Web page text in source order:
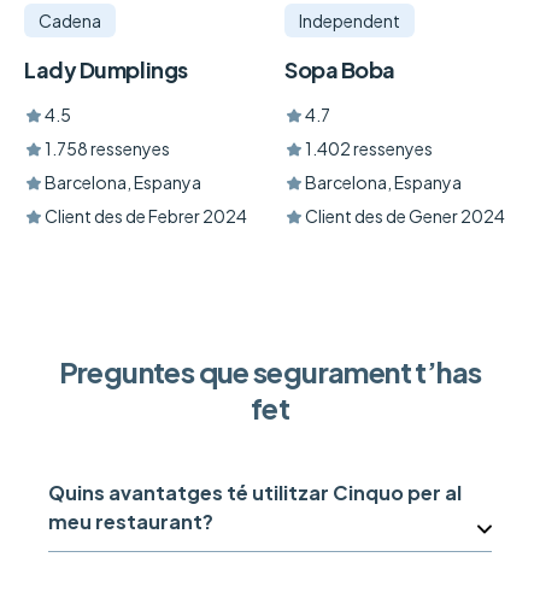
Cadena
Lady Dumplings
4.5
1.758 ressenyes
Barcelona, Espanya
Client des de Febrer 2024
Independent
Sopa Boba
4.7
1.402 ressenyes
Barcelona, Espanya
Client des de Gener 2024
Preguntes que segurament t’has
fet
Quins avantatges té utilitzar Cinquo per al
meu restaurant?